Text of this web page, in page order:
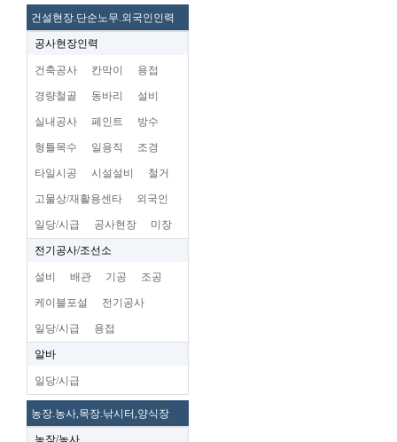
건설현장.단순노무.외국인인력
공사현장인력
건축공사 칸막이 용접
경량철골 동바리 설비
실내공사 페인트 방수
형틀목수 일용직 조경
타일시공 시설설비 철거
고물상/재활용센타 외국인
일당/시급 공사현장 미장
전기공사/조선소
설비 배관 기공 조공
케이블포설 전기공사
일당/시급 용접
알바
일당/시급
농장.농사,목장.낚시터,양식장
농장/농사